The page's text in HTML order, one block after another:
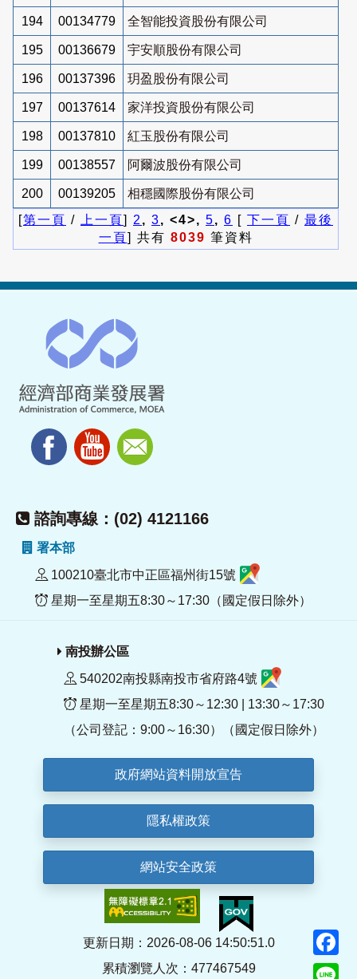
194 00134779 全智能投資股份有限公司
195 00136679 宇安順股份有限公司
196 00137396 玥盈股份有限公司
197 00137614 家洋投資股份有限公司
198 00137810 紅玉股份有限公司
199 00138557 阿爾波股份有限公司
200 00139205
相穩國際股份有限公司
[第一頁 / 上一頁] 2 , 3, <4>, 5, 6 [ 下一頁 / 最後
一頁] 共有 8039 筆資料
諮詢專線：(02) 4121166
署本部
100210臺北市中正區福州街15號
星期一至星期五8:30～17:30（國定假日除外）
南投辦公區
540202南投縣南投市省府路4號
星期一至星期五8:30～12:30 | 13:30～17:30
（公司登記：9:00～16:30）（國定假日除外）
政府網站資料開放宣告
隱私權政策
網站安全政策
更新日期：2026-08-06 14:50:51.0
累積瀏覽人次：477467549